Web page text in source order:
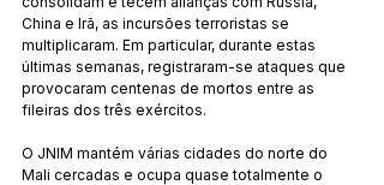
China e Irã, as incursões terroristas se
multiplicaram. Em particular, durante estas
últimas semanas, registraram-se ataques que
provocaram centenas de mortos entre as
fileiras dos três exércitos.
O JNIM mantém várias cidades do norte do
Mali cercadas e ocupa quase totalmente o